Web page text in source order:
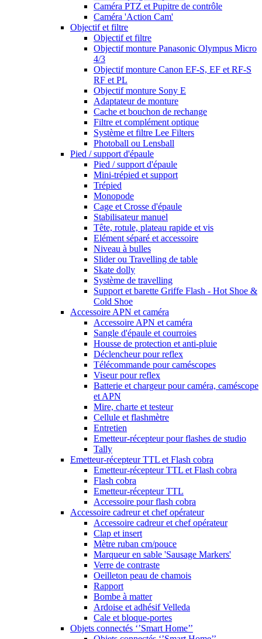
Caméra PTZ et Pupitre de contrôle
Caméra 'Action Cam'
Objectif et filtre
Objectif et filtre
Objectif monture Panasonic Olympus Micro
4/3
Objectif monture Canon EF-S, EF et RF-S
RF et PL
Objectif monture Sony E
Adaptateur de monture
Cache et bouchon de rechange
Filtre et complément optique
Système et filtre Lee Filters
Photoball ou Lensball
Pied / support d'épaule
Pied / support d'épaule
Mini-trépied et support
Trépied
Monopode
Cage et Crosse d'épaule
Stabilisateur manuel
Tête, rotule, plateau rapide et vis
Elément séparé et accessoire
Niveau à bulles
Slider ou Travelling de table
Skate dolly
Système de travelling
Support et barette Griffe Flash - Hot Shoe &
Cold Shoe
Accessoire APN et caméra
Accessoire APN et caméra
Sangle d'épaule et courroies
Housse de protection et anti-pluie
Déclencheur pour reflex
Télécommande pour caméscopes
Viseur pour reflex
Batterie et chargeur pour caméra, caméscope
et APN
Mire, charte et testeur
Cellule et flashmètre
Entretien
Emetteur-récepteur pour flashes de studio
Tally
Emetteur-récepteur TTL et Flash cobra
Emetteur-récepteur TTL et Flash cobra
Flash cobra
Emetteur-récepteur TTL
Accessoire pour flash cobra
Accessoire cadreur et chef opérateur
Accessoire cadreur et chef opérateur
Clap et insert
Mètre ruban cm/pouce
Marqueur en sable 'Sausage Markers'
Verre de contraste
Oeilleton peau de chamois
Rapport
Bombe à matter
Ardoise et adhésif Velleda
Cale et bloque-portes
Objets connectés ‘’Smart Home’’